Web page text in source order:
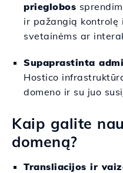
prieglobos
ir pažangią kontrolę
svetainėms ar
Supaprastinta
Hostico
domeno ir su juo
Kaip galite
domeną?
Transliacijos ir